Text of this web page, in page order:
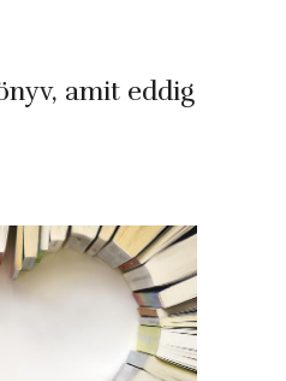
amit eddig